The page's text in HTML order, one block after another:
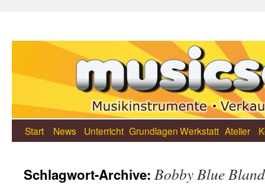
Start News Unterricht GrundlagenWerkstatt Atelier
Schlagwort-Archive: Bobby Blue Bland